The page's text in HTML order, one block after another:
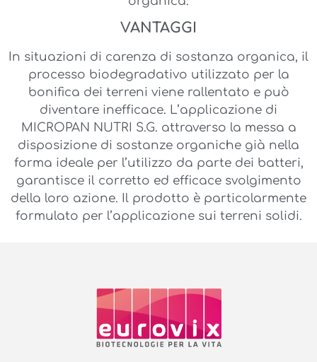
VANTAGGI
In situazioni di carenza di sostanza organica, il
processo biodegradativo utilizzato per la
bonifica dei terreni viene rallentato e può
diventare inefficace. L’applicazione di
MICROPAN NUTRI S.G. attraverso la messa a
disposizione di sostanze organiche già nella
forma ideale per l’utilizzo da parte dei batteri,
garantisce il corretto ed efficace svolgimento
della loro azione. Il prodotto è particolarmente
formulato per l’applicazione sui terreni solidi.